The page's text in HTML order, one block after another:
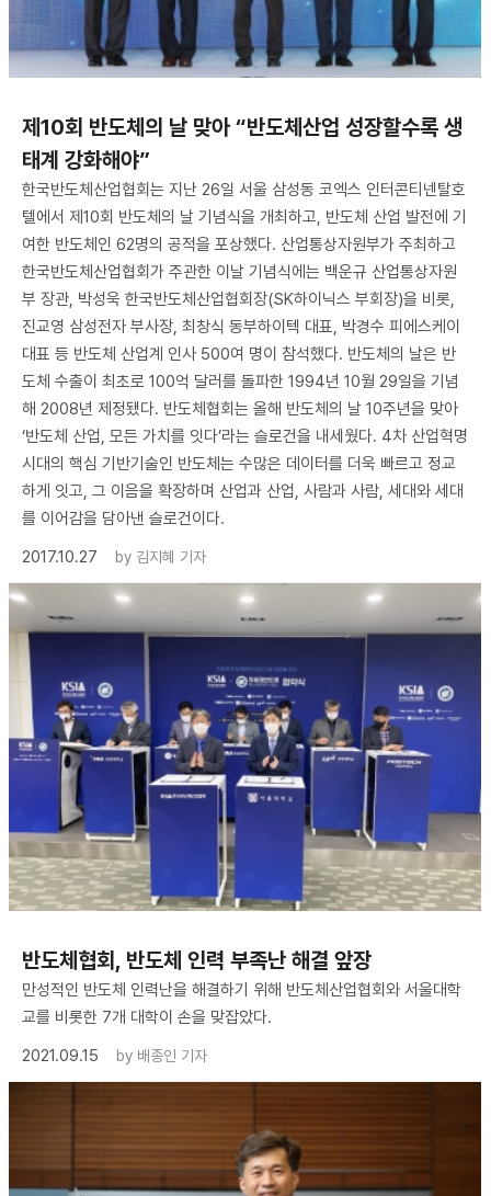
제10회 반도체의 날 맞아 “반도체산업 성장할수록 생
태계 강화해야”
한국반도체산업협회는 지난 26일 서울 삼성동 코엑스 인터콘티넨탈호
텔에서 제10회 반도체의 날 기념식을 개최하고, 반도체 산업 발전에 기
여한 반도체인 62명의 공적을 포상했다. 산업통상자원부가 주최하고
한국반도체산업협회가 주관한 이날 기념식에는 백운규 산업통상자원
부 장관, 박성욱 한국반도체산업협회장(SK하이닉스 부회장)을 비롯,
진교영 삼성전자 부사장, 최창식 동부하이텍 대표, 박경수 피에스케이
대표 등 반도체 산업계 인사 500여 명이 참석했다. 반도체의 날은 반
도체 수출이 최초로 100억 달러를 돌파한 1994년 10월 29일을 기념
해 2008년 제정됐다. 반도체협회는 올해 반도체의 날 10주년을 맞아
‘반도체 산업, 모든 가치를 잇다’라는 슬로건을 내세웠다. 4차 산업혁명
시대의 핵심 기반기술인 반도체는 수많은 데이터를 더욱 빠르고 정교
하게 잇고, 그 이음을 확장하며 산업과 산업, 사람과 사람, 세대와 세대
를 이어감을 담아낸 슬로건이다.
2017.10.27
by 김지혜 기자
반도체협회, 반도체 인력 부족난 해결 앞장
만성적인 반도체 인력난을 해결하기 위해 반도체산업협회와 서울대학
교를 비롯한 7개 대학이 손을 맞잡았다.
2021.09.15
by 배종인 기자